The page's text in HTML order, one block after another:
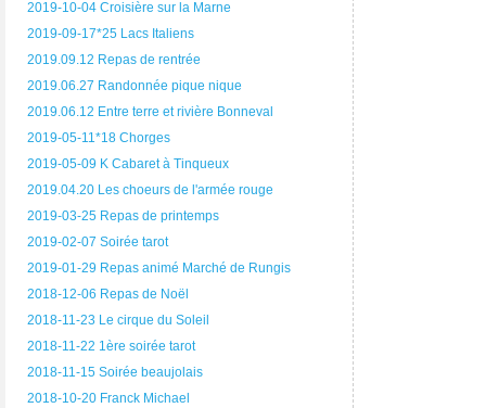
2019-10-04 Croisière sur la Marne
2019-09-17*25 Lacs Italiens
2019.09.12 Repas de rentrée
2019.06.27 Randonnée pique nique
2019.06.12 Entre terre et rivière Bonneval
2019-05-11*18 Chorges
2019-05-09 K Cabaret à Tinqueux
2019.04.20 Les choeurs de l'armée rouge
2019-03-25 Repas de printemps
2019-02-07 Soirée tarot
2019-01-29 Repas animé Marché de Rungis
2018-12-06 Repas de Noël
2018-11-23 Le cirque du Soleil
2018-11-22 1ère soirée tarot
2018-11-15 Soirée beaujolais
2018-10-20 Franck Michael